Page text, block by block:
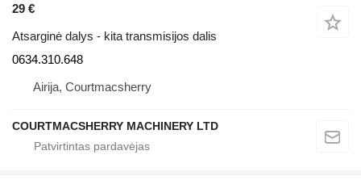
29 €
Atsarginė dalys - kita transmisijos dalis
0634.310.648
Airija, Courtmacsherry
COURTMACSHERRY MACHINERY LTD